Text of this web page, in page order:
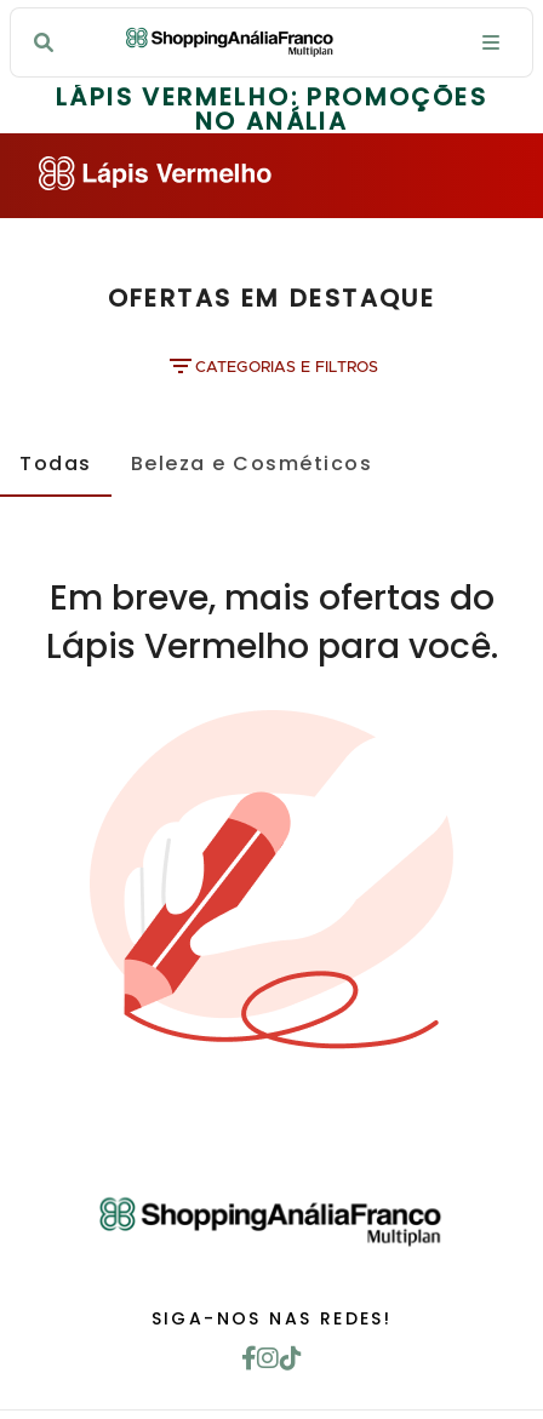
LÁPIS VERMELHO: PROMOÇÕES
NO ANÁLIA
OFERTAS EM DESTAQUE
CATEGORIAS E FILTROS
Todas Beleza e Cosméticos
Em breve, mais ofertas do
Lápis Vermelho para você.
SIGA-NOS NAS REDES!